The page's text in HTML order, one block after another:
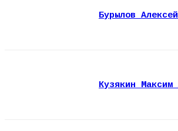
Бурылов
Кузякин Максим